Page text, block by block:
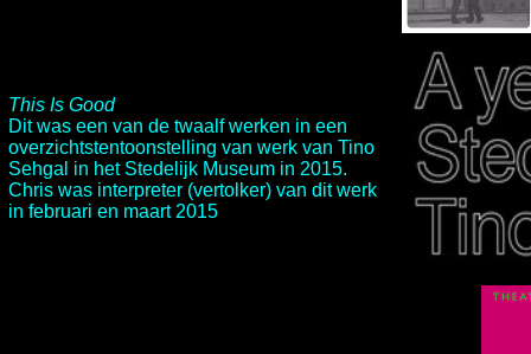
This Is Good
Dit was een van de twaalf werken in een
overzichtstentoonstelling van werk van Tino
Sehgal in het Stedelijk Museum in 2015.
Chris was interpreter (vertolker) van dit werk
in februari en maart 2015